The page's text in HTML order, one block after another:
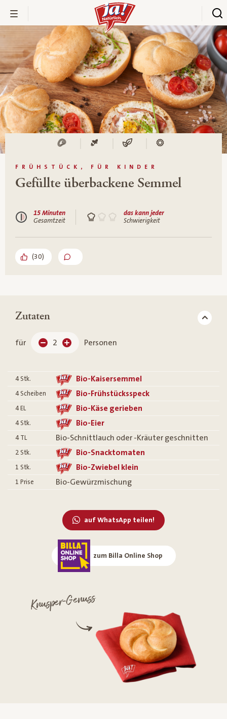
FRÜHSTÜCK, FÜR KINDER
Gefüllte überbackene Semmel
15 Minuten
Gesamtzeit
das kann jeder
Schwierigkeit
(30)
Zutaten
für 2 Personen
4 Stk. Bio-Kaisersemmel
4 Scheiben Bio-Frühstücksspeck
4 EL Bio-Käse gerieben
4 Stk. Bio-Eier
4 TL Bio-Schnittlauch oder -Kräuter geschnitten
2 Stk. Bio-Snacktomaten
1 Stk. Bio-Zwiebel klein
1 Prise Bio-Gewürzmischung
auf WhatsApp teilen!
zum Billa Online Shop
Knusper-Genuss